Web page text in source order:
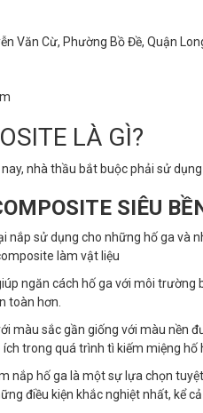
Văn Cừ, Phường Bồ Đề, Quận
LÀ GÌ?
nhà thầu bắt buộc phải sử
SIÊU
nắp sử dụng cho những hố ga và
làm vật liệu
ngăn cách hố ga với môi
toàn hơn.
màu sắc gần giống với màu nền
trong quá trình tì kiếm miệng hố
nắp hố ga là một sự lựa chọn
điều kiện khắc nghiệt nhất, kể